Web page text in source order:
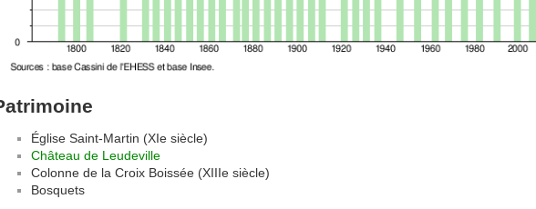
Église Saint-Martin (XIe siècle)
Château de Leudeville
Colonne de la Croix Boissée (XIIIe siècle)
Bosquets